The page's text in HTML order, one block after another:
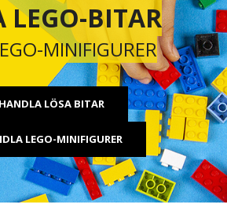
LEGO-BITAR
MINIFIGURER
HANDLA LÖSA BITAR
LEGO-MINIFIGURER